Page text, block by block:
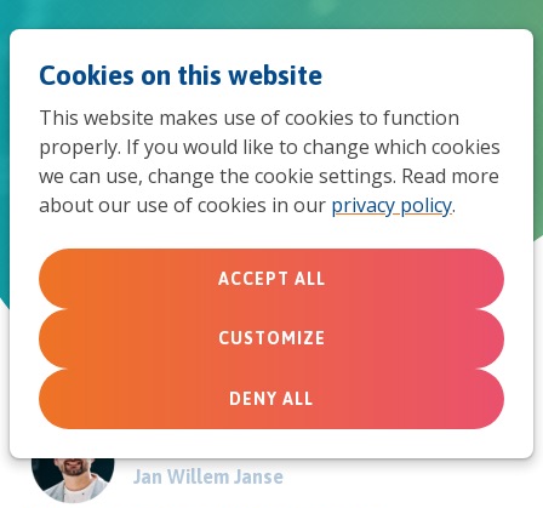
Cookies on this website
This website makes use of cookies to function
properly. If you would like to change which cookies
we can use, change the cookie settings. Read more
about our use of cookies in our privacy policy.
ACCEPT ALL
CUSTOMIZE
DENY ALL
Schaamte is niet de oplossing
July 1, 2019
Jan Willem Janse